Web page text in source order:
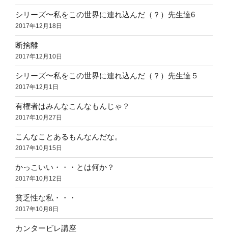
シリーズ〜私をこの世界に連れ込んだ（？）先生達6
2017年12月18日
断捨離
2017年12月10日
シリーズ〜私をこの世界に連れ込んだ（？）先生達５
2017年12月1日
有権者はみんなこんなもんじゃ？
2017年10月27日
こんなことあるもんなんだな。
2017年10月15日
かっこいい・・・とは何か？
2017年10月12日
貧乏性な私・・・
2017年10月8日
カンタービレ講座